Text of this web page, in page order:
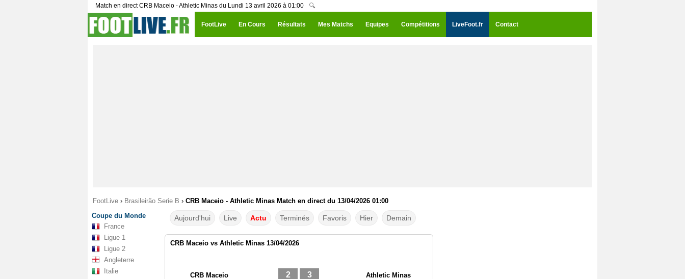
Match en direct CRB Maceio - Athletic Minas du Lundi 13 avril 2026 à 01:00 🔍
FootLive En Cours Résultats Mes Matchs Equipes Compétitions LiveFoot.fr Contact
FootLive › Brasileirão Serie B › CRB Maceio - Athletic Minas Match en direct du 13/04/2026 01:00
Coupe du Monde
France
Ligue 1
Ligue 2
Angleterre
Italie
Aujourd'hui Live Actu Terminés Favoris Hier Demain
CRB Maceio vs Athletic Minas 13/04/2026
CRB Maceio 2 3 Athletic Minas